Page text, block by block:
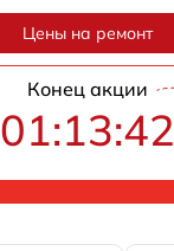
Цены на ремонт
Конец акции
01:13:41